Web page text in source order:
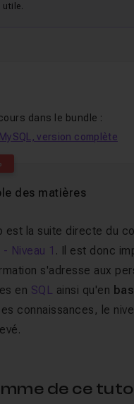
utile.
dans le bundle :
version complète
des matières
est la suite directe du
Niveau 1 . Il est donc
s'adresse aux
en SQL ainsi qu'en
connaissances, le
de ce